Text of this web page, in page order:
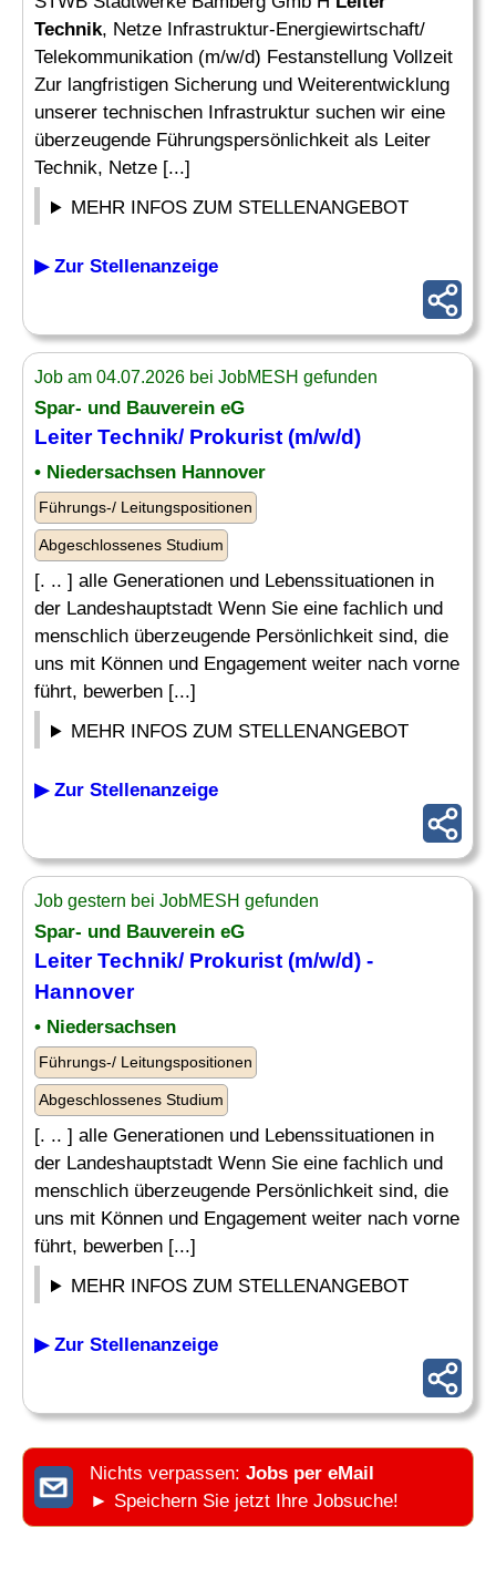
Technik, Netze Infrastruktur-Energiewirtschaft/
Telekommunikation (m/w/d) Festanstellung Vollzeit
Zur langfristigen Sicherung und Weiterentwicklung
unserer technischen Infrastruktur suchen wir eine
überzeugende Führungspersönlichkeit als Leiter
Technik, Netze [...]
MEHR INFOS ZUM STELLENANGEBOT
▶ Zur Stellenanzeige
Job am 04.07.2026 bei JobMESH gefunden
Spar- und Bauverein eG
Leiter Technik/ Prokurist (m/w/d)
• Niedersachsen Hannover
Führungs-/ Leitungspositionen
Abgeschlossenes Studium
[. .. ] alle Generationen und Lebenssituationen in
der Landeshauptstadt Wenn Sie eine fachlich und
menschlich überzeugende Persönlichkeit sind, die
uns mit Können und Engagement weiter nach vorne
führt, bewerben [...]
MEHR INFOS ZUM STELLENANGEBOT
▶ Zur Stellenanzeige
Job gestern bei JobMESH gefunden
Spar- und Bauverein eG
Leiter Technik/ Prokurist (m/w/d) -
Hannover
• Niedersachsen
Führungs-/ Leitungspositionen
Abgeschlossenes Studium
[. .. ] alle Generationen und Lebenssituationen in
der Landeshauptstadt Wenn Sie eine fachlich und
menschlich überzeugende Persönlichkeit sind, die
uns mit Können und Engagement weiter nach vorne
führt, bewerben [...]
MEHR INFOS ZUM STELLENANGEBOT
▶ Zur Stellenanzeige
Nichts verpassen: Jobs per eMail
► Speichern Sie jetzt Ihre Jobsuche!